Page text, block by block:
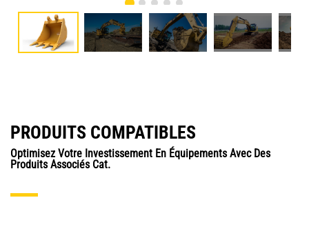
PRODUITS COMPATIBLES
Optimisez Votre Investissement En Équipements Avec Des
Produits Associés Cat.